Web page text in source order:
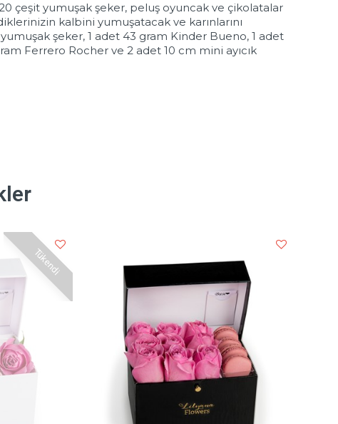
çeşit yumuşak şeker, peluş oyuncak ve çikolatalar
kalbini yumuşatacak ve karınlarını
şeker, 1 adet 43 gram Kinder Bueno, 1 adet
Ferrero Rocher ve 2 adet 10 cm mini ayıcık
Tükendi